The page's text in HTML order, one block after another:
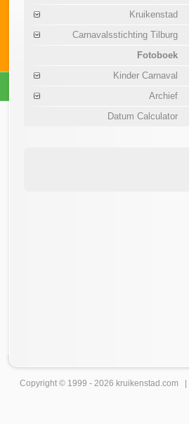
Kruikenstad
Carnavalsstichting Tilburg
Fotoboek
Kinder Carnaval
Archief
Datum Calculator
Copyright © 1999 - 2026 kruikenstad .com |